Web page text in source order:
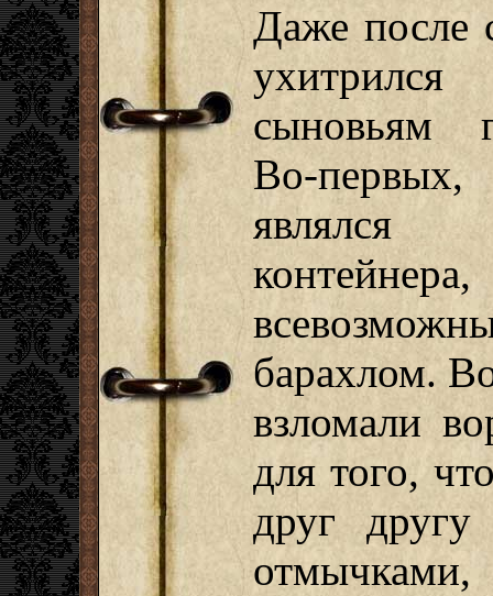
Даже после
сыновьям
Во-
являлся
барахлом.
взломали
для того,
друг другу